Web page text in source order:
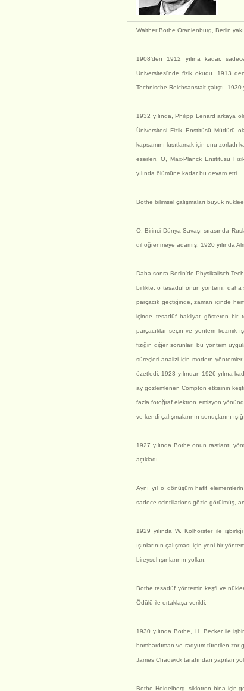
Walther Bothe Oranienburg, Berlin
1908'den 1912 yılına kadar,
Üniversitesi'nde fizik okudu. 1913
Technische Reichsanstalt çalıştı.
1932 yılında, Philipp Lenard arkaya
Üniversitesi Fizik Enstitüsü Müdürü
kapsamını kısıtlamak için onu
eserleri. O, Max-Planck Enstitüsü
yılında ölümüne kadar bu devam etti.
Bothe bilimsel çalışmaları büyük
O, Birinci Dünya Savaşı sırasında
dil öğrenmeye adamış, 1920 yılında
Daha sonra Berlin'de Physikalisch-
birlikte, o tesadüf onun yöntemi, daha
parçacık geçtiğinde, zaman içinde
içinde tesadüf bakliyat gösteren bir
parçacıklar seçin ve yöntem kozmik
fiziğin diğer sorunları bu yöntem
süreçleri analizi için modern yöntemler
özetledi. 1923 yılından 1926 yılına
ay gözlemlenen Compton etkisinin
fazla fotoğraf elektron emisyon
ve kendi çalışmalarının sonuçlarını
1927 yılında Bothe onun rastlantı
açıkladı.
Aynı yıl o dönüşüm hafif
sadece scintillations gözle görülmüş,
1929 yılında W. Kolhörster ile
ışınlarının çalışması için yeni bir
bireysel ışınlarının yolları.
Bothe tesadüf yöntemin keşfi ve
Ödülü ile ortaklaşa verildi.
1930 yılında Bothe, H. Becker ile
bombardıman ve radyum türetilen zor
James Chadwick tarafından yapılan yol
Bothe Heidelberg, siklotron bina için